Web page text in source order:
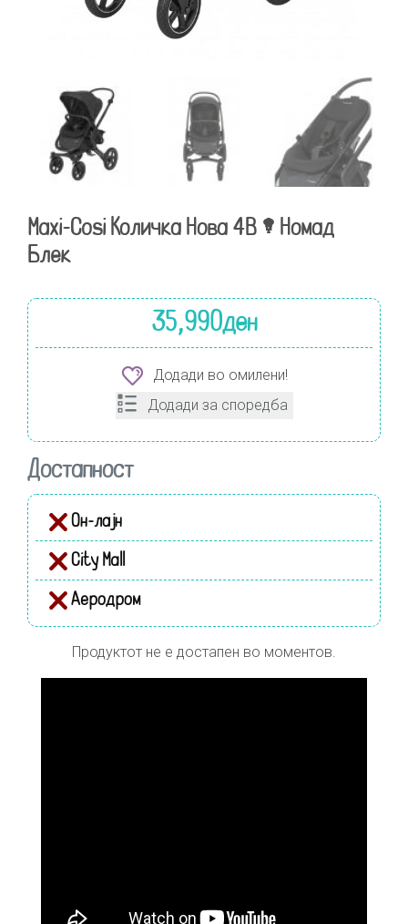
Maxi-Cosi Количка Нова 4В – Номад
Блек
35,990ден
Додади во омилени!
Додади за споредба
Достапност
Он-лајн
City Mall
Аеродром
Продуктот не е достапен во моментов.